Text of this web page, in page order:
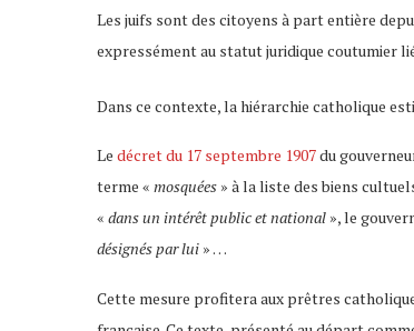
Les juifs sont des citoyens à part entière
expressément au statut juridique coutumier
Dans ce contexte, la hiérarchie catholique
Le décret du 17 septembre 1907du
terme « mosquées » à la liste des biens
« dans un intérêt public et national », le
désignés par lui » …
Cette mesure profitera aux prêtres